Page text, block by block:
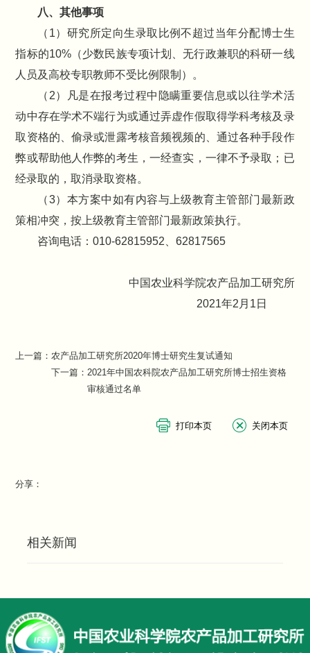
八、其他事项
（1）研究所定向生录取比例不超过当年分配博士生
指标的10%（少数民族专项计划、无行政兼职的科研一线
人员及高校专职教师不受比例限制）。
（2）凡是在报考过程中隐瞒重要信息或以往学术活
动中存在学术不端行为或通过弄虚作假取得学科考核及录
取资格的、偷录或泄露考核音频视频的、通过各种手段作
弊或帮助他人作弊的考生，一经查实，一律不予录取；已
经录取的，取消录取资格。
（3）本方案中如有内容与上级教育主管部门最新政
策相冲突，按上级教育主管部门最新政策执行。
咨询电话：010-62815952、62817565
中国农业科学院农产品加工研究所
2021年2月1日
上一篇： 农产品加工研究所2020年博士研究生复试通知
下一篇： 2021年中国农科院农产品加工研究所博士招生资格
审核通过名单
分享：
相关新闻